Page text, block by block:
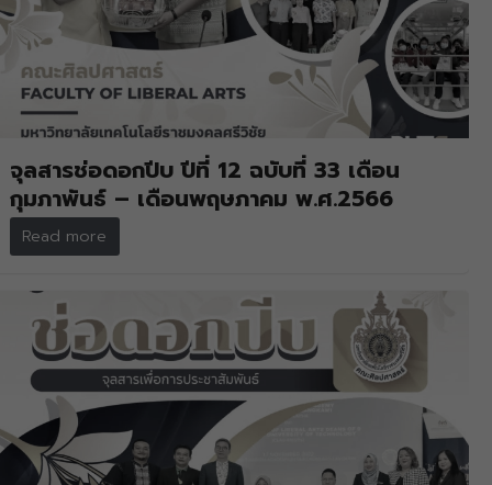
จุลสารช่อดอกปีบ ปีที่ 12 ฉบับที่ 33 เดือน
กุมภาพันธ์ – เดือนพฤษภาคม พ.ศ.2566
Read more